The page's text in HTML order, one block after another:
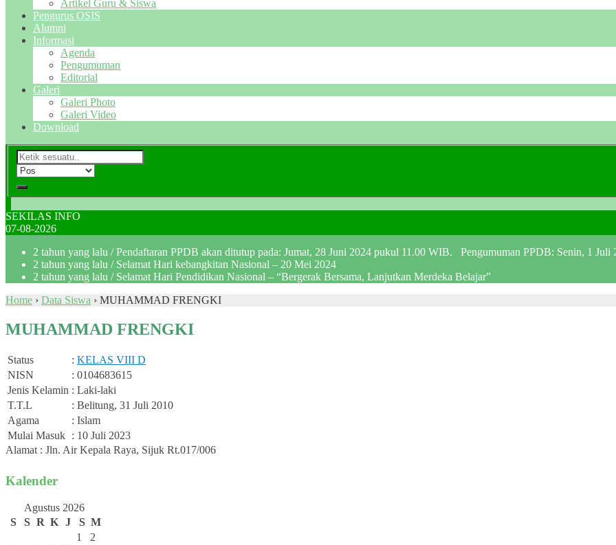
Artikel Guru & Siswa
Pengurus OSIS
Alumni
Informasi
Agenda
Pengumuman
Editorial
Galeri
Galeri Photo
Galeri Video
Download
SEKILAS INFO
07-08-2026
2 tahun yang lalu / Pendaftaran PPDB akan ditutup pada: Jumat, 28 Juni 2024 pukul 11.00 WIB. Pengumuman PPDB: Senin, 1 Juli
2 tahun yang lalu / Selamat Hari kebangkitan Nasional – 20 Mei 2024
2 tahun yang lalu / Selamat Hari Pendidikan Nasional – “Bergerak Bersama, Lanjutkan Merdeka Belajar”
Home › Data Siswa › MUHAMMAD FRENGKI
MUHAMMAD FRENGKI
Status : KELAS VIII D
NISN
: 0104683615
Jenis Kelamin : Laki-laki
T.T.L
: Belitung, 31 Juli 2010
Agama
: Islam
Mulai Masuk : 10 Juli 2023
Alamat : Jln. Air Kepala Raya, Sijuk Rt.017/006
Kalender
Agustus 2026
S
S R K J S M
1
2